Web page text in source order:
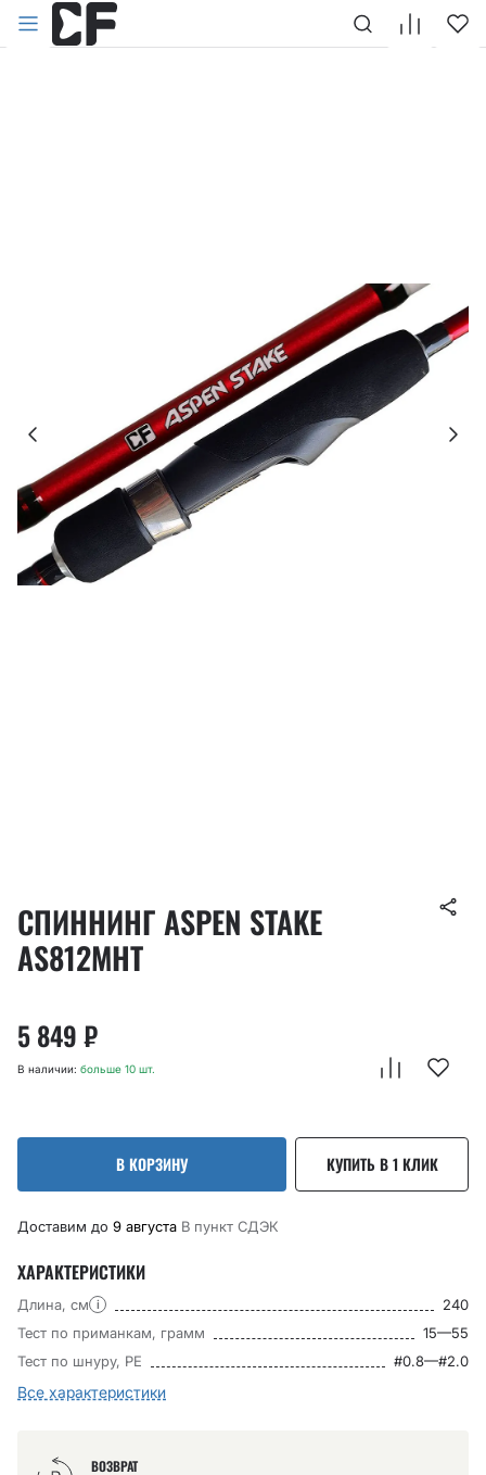
СПИННИНГ ASPEN STAKE
AS812MНT
5 849₽
В наличии: больше 10 шт.
В КОРЗИНУ КУПИТЬ В 1 КЛИК
Доставим до 9 августа В пункт CДЭК
ХАРАКТЕРИСТИКИ
Длина, см i
240
Тест по приманкам, грамм
15—55
Тест по шнуру, РЕ
#0.8—#2.0
Все характеристики
ВОЗВРАТ
НАЗАД